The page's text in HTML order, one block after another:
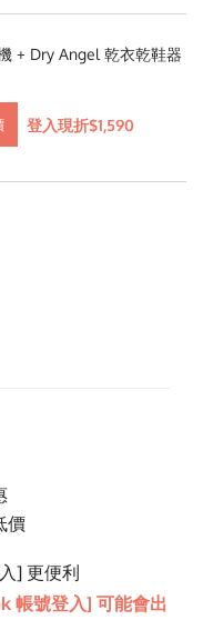
+ Dry Angel 乾衣乾鞋器
登入現折$1,590
價
] 更便利
帳號登入] 可能會出